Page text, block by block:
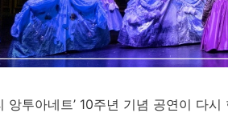
앙투아네트’ 10주년 기념 공연이 다